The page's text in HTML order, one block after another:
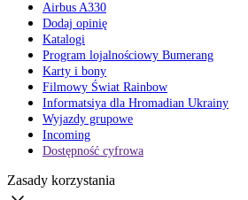
Airbus A330
Dodaj opinię
Katalogi
Program lojalnościowy Bumerang
Karty i bony
Filmowy Świat Rainbow
Informatsiya dla Hromadian Ukrainy
Wyjazdy grupowe
Incoming
Dostępność cyfrowa
Zasady korzystania